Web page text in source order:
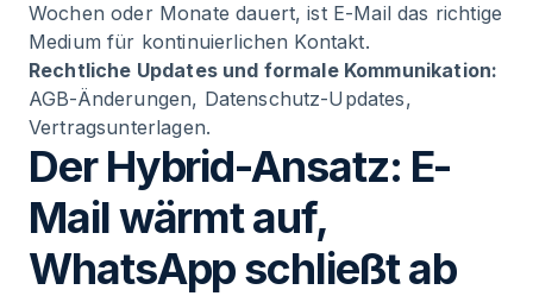
Wochen oder Monate dauert, ist E-Mail das richtige
Medium für kontinuierlichen Kontakt.
Rechtliche Updates und formale Kommunikation:
AGB-Änderungen, Datenschutz-Updates,
Vertragsunterlagen.
Der Hybrid-Ansatz: E-
Mail wärmt auf,
WhatsApp schließt ab